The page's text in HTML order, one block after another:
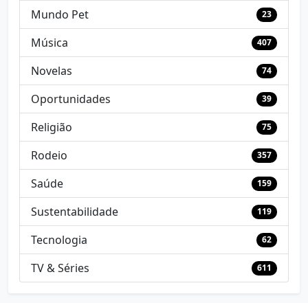
Mundo Pet 23
Música 407
Novelas 74
Oportunidades 39
Religião 75
Rodeio 357
Saúde 159
Sustentabilidade 119
Tecnologia 62
TV & Séries 611